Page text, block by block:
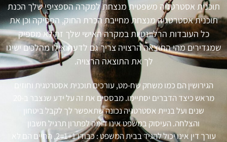
תוכנית אסטרטגיה משפטית מנצחת למקרה הספציפי שלך הכנת
תוכנית אסטרטגיה מנצחת מחייבת הכרת החוק, הפסיקה וכן את
כל העובדות הרלוונטיות במקרה האישי שלך זה לא מספיק
שמגדירים מהי התוצאה הרצויה צריך גם לדעת אילו מהלכים ישיגו
לך את התוצאה הרצויה.
הגירושין הם כמו משחק שח-מט, עורכים תוכנית אסטרטגית וחוזים
שנים ועל בניית אסטרטגיה נכונה שתאפשר לך לקבל ביטחון
והצלחה. העיסוק במשפט אינו דומה לפתרון תרגיל חשבון
עורך דין אינו יכול להגיד בבית המשפט : כבודו 1+1=2, החיים הם לא